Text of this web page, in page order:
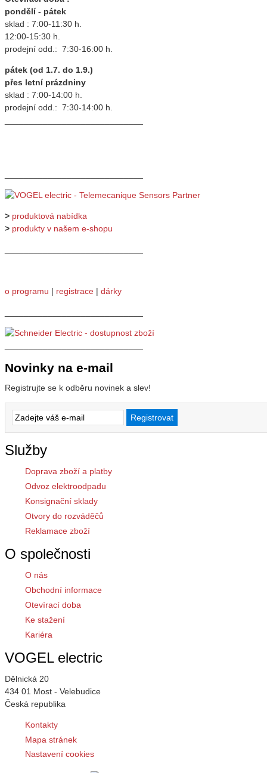
pondělí - pátek
sklad : 7:00-11:30 h.
12:00-15:30 h.
prodejní odd.: 7:30-16:00 h.
pátek (od 1.7. do 1.9.)
přes letní prázdniny
sklad : 7:00-14:00 h.
prodejní odd.: 7:30-14:00 h.
> produktová nabídka
> produkty v našem e-shopu
o programu | registrace | dárky
Novinky na e-mail
Registrujte se k odběru novinek a slev!
Služby
Doprava zboží a platby
Odvoz elektroodpadu
Konsignační sklady
Otvory do rozváděčů
Reklamace zboží
O společnosti
O nás
Obchodní informace
Otevírací doba
Ke stažení
Kariéra
VOGEL electric
Dělnická 20
434 01 Most - Velebudice
Česká republika
Kontakty
Mapa stránek
Nastavení cookies